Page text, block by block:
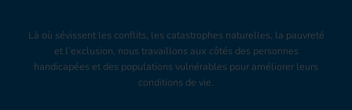
Là où sévissent les conflits, les catastrophes naturelles, la pauvreté
et l’exclusion, nous travaillons aux côtés des personnes
handicapées et des populations vulnérables pour améliorer leurs
conditions de vie.